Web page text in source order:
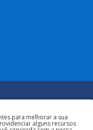
reservados à Câmara
para melhorar a sua
alguns recursos